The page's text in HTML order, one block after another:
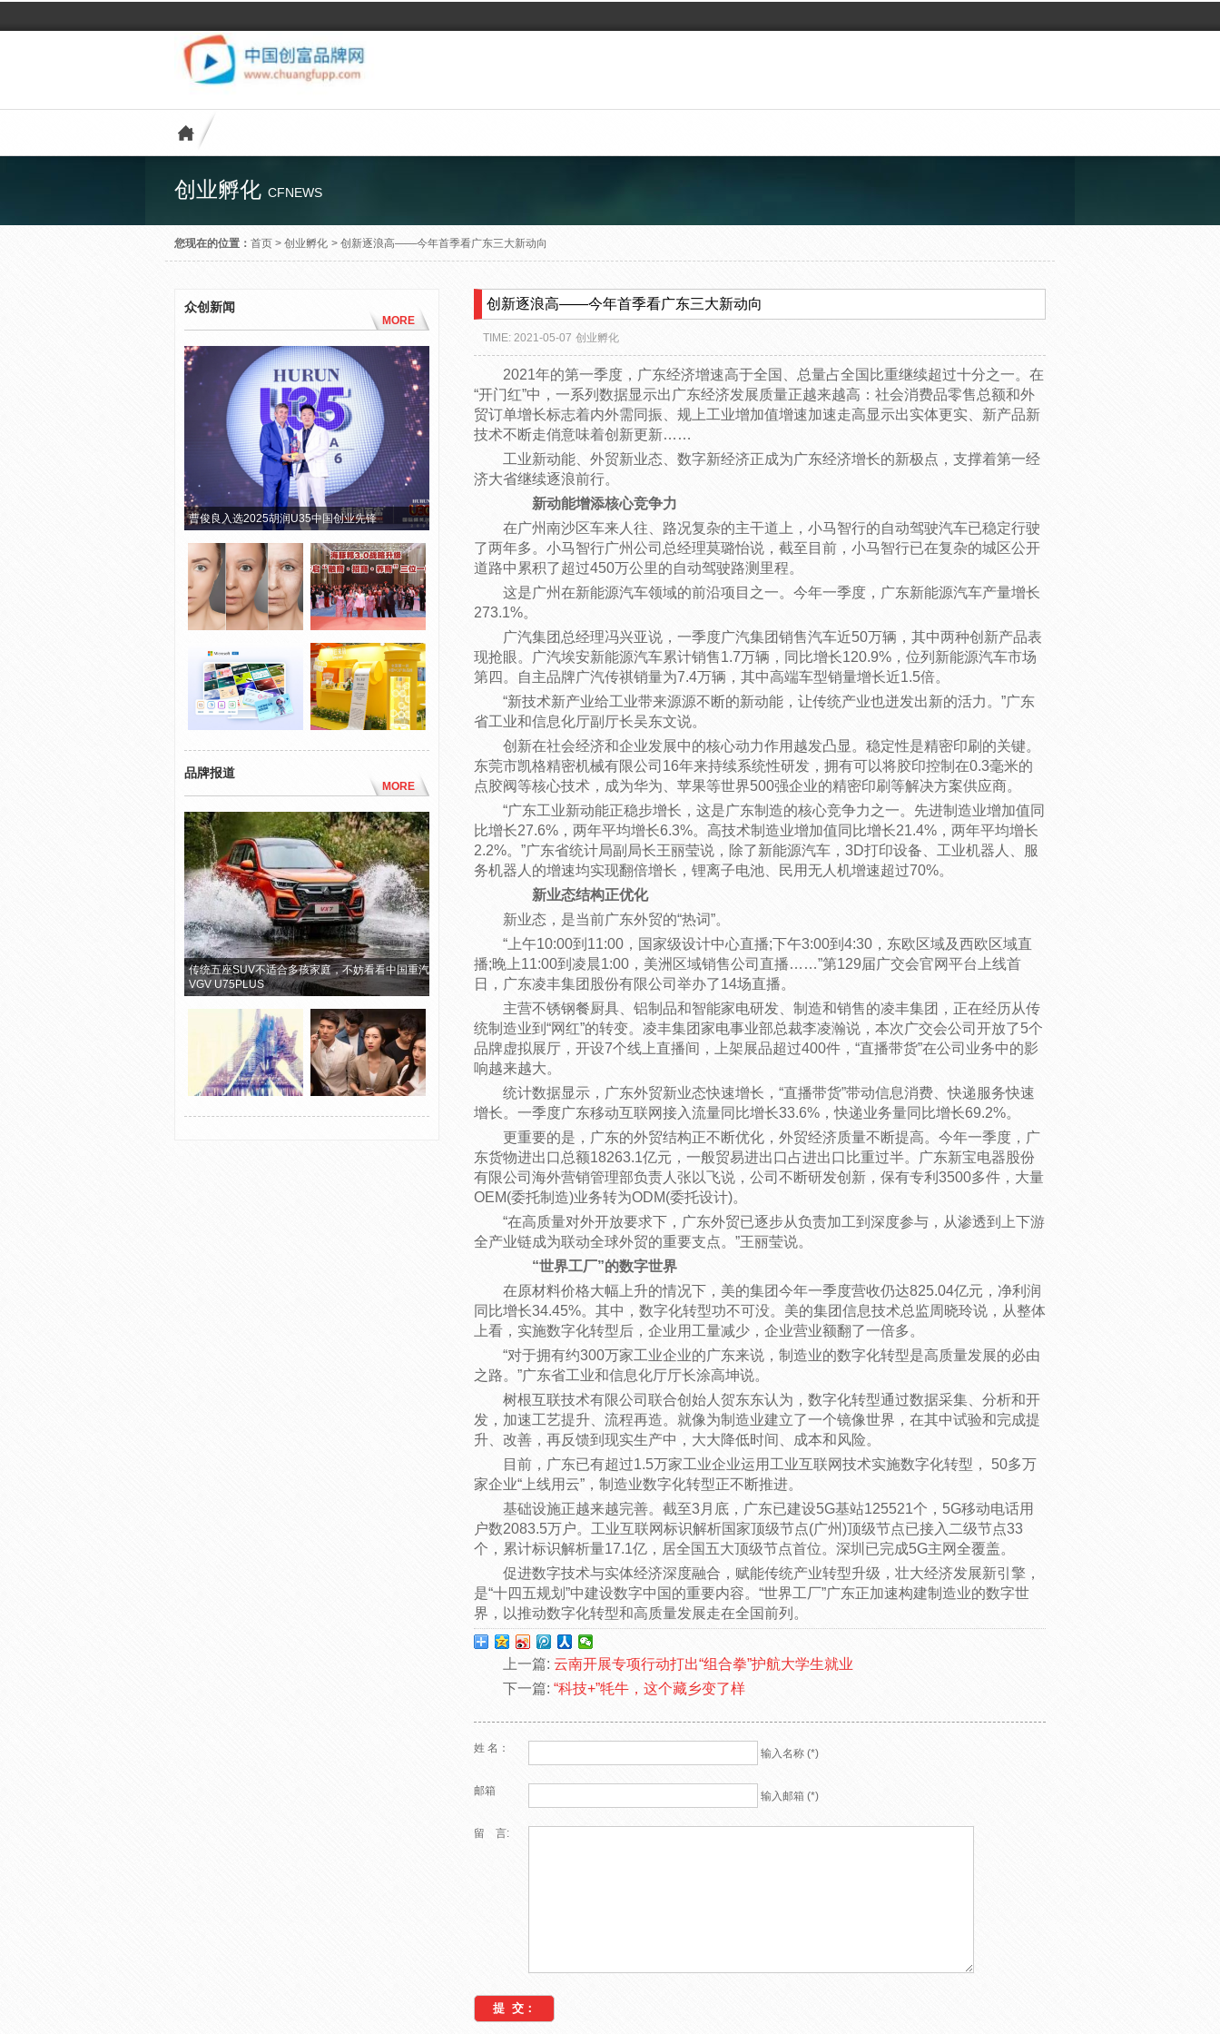
创业孵化 CFNEWS
您现在的位置： 首页 > 创业孵化 > 创新逐浪高——今年首季看广东三大新动向
众创新闻
MORE
曹俊良入选2025胡润U35中国创业先锋
品牌报道
MORE
传统五座SUV不适合多孩家庭，不妨看看中国重汽
VGV U75PLUS
创新逐浪高——今年首季看广东三大新动向
TIME: 2021-05-07 创业孵化
2021年的第一季度，广东经济增速高于全国、总量占全国比重继续超过十分之一。在
“开门红”中，一系列数据显示出广东经济发展质量正越来越高：社会消费品零售总额和外
贸订单增长标志着内外需同振、规上工业增加值增速加速走高显示出实体更实、新产品新
技术不断走俏意味着创新更新……
工业新动能、外贸新业态、数字新经济正成为广东经济增长的新极点，支撑着第一经
济大省继续逐浪前行。
新动能增添核心竞争力
在广州南沙区车来人往、路况复杂的主干道上，小马智行的自动驾驶汽车已稳定行驶
了两年多。小马智行广州公司总经理莫璐怡说，截至目前，小马智行已在复杂的城区公开
道路中累积了超过450万公里的自动驾驶路测里程。
这是广州在新能源汽车领域的前沿项目之一。今年一季度，广东新能源汽车产量增长
273.1%。
广汽集团总经理冯兴亚说，一季度广汽集团销售汽车近50万辆，其中两种创新产品表
现抢眼。广汽埃安新能源汽车累计销售1.7万辆，同比增长120.9%，位列新能源汽车市场
第四。自主品牌广汽传祺销量为7.4万辆，其中高端车型销量增长近1.5倍。
“新技术新产业给工业带来源源不断的新动能，让传统产业也迸发出新的活力。”广东
省工业和信息化厅副厅长吴东文说。
创新在社会经济和企业发展中的核心动力作用越发凸显。稳定性是精密印刷的关键。
东莞市凯格精密机械有限公司16年来持续系统性研发，拥有可以将胶印控制在0.3毫米的
点胶阀等核心技术，成为华为、苹果等世界500强企业的精密印刷等解决方案供应商。
“广东工业新动能正稳步增长，这是广东制造的核心竞争力之一。先进制造业增加值同
比增长27.6%，两年平均增长6.3%。高技术制造业增加值同比增长21.4%，两年平均增长
2.2%。”广东省统计局副局长王丽莹说，除了新能源汽车，3D打印设备、工业机器人、服
务机器人的增速均实现翻倍增长，锂离子电池、民用无人机增速超过70%。
新业态结构正优化
新业态，是当前广东外贸的“热词”。
“上午10:00到11:00，国家级设计中心直播;下午3:00到4:30，东欧区域及西欧区域直
播;晚上11:00到凌晨1:00，美洲区域销售公司直播……”第129届广交会官网平台上线首
日，广东凌丰集团股份有限公司举办了14场直播。
主营不锈钢餐厨具、铝制品和智能家电研发、制造和销售的凌丰集团，正在经历从传
统制造业到“网红”的转变。凌丰集团家电事业部总裁李凌瀚说，本次广交会公司开放了5个
品牌虚拟展厅，开设7个线上直播间，上架展品超过400件，“直播带货”在公司业务中的影
响越来越大。
统计数据显示，广东外贸新业态快速增长，“直播带货”带动信息消费、快递服务快速
增长。一季度广东移动互联网接入流量同比增长33.6%，快递业务量同比增长69.2%。
更重要的是，广东的外贸结构正不断优化，外贸经济质量不断提高。今年一季度，广
东货物进出口总额18263.1亿元，一般贸易进出口占进出口比重过半。广东新宝电器股份
有限公司海外营销管理部负责人张以飞说，公司不断研发创新，保有专利3500多件，大量
OEM(委托制造)业务转为ODM(委托设计)。
“在高质量对外开放要求下，广东外贸已逐步从负责加工到深度参与，从渗透到上下游
全产业链成为联动全球外贸的重要支点。”王丽莹说。
“世界工厂”的数字世界
在原材料价格大幅上升的情况下，美的集团今年一季度营收仍达825.04亿元，净利润
同比增长34.45%。其中，数字化转型功不可没。美的集团信息技术总监周晓玲说，从整体
上看，实施数字化转型后，企业用工量减少，企业营业额翻了一倍多。
“对于拥有约300万家工业企业的广东来说，制造业的数字化转型是高质量发展的必由
之路。”广东省工业和信息化厅厅长涂高坤说。
树根互联技术有限公司联合创始人贺东东认为，数字化转型通过数据采集、分析和开
发，加速工艺提升、流程再造。就像为制造业建立了一个镜像世界，在其中试验和完成提
升、改善，再反馈到现实生产中，大大降低时间、成本和风险。
目前，广东已有超过1.5万家工业企业运用工业互联网技术实施数字化转型， 50多万
家企业“上线用云”，制造业数字化转型正不断推进。
基础设施正越来越完善。截至3月底，广东已建设5G基站125521个，5G移动电话用
户数2083.5万户。工业互联网标识解析国家顶级节点(广州)顶级节点已接入二级节点33
个，累计标识解析量17.1亿，居全国五大顶级节点首位。深圳已完成5G主网全覆盖。
促进数字技术与实体经济深度融合，赋能传统产业转型升级，壮大经济发展新引擎，
是“十四五规划”中建设数字中国的重要内容。“世界工厂”广东正加速构建制造业的数字世
界，以推动数字化转型和高质量发展走在全国前列。
上一篇: 云南开展专项行动打出“组合拳”护航大学生就业
下一篇: “科技+”牦牛，这个藏乡变了样
姓 名： 输入名称 (*)
邮箱 输入邮箱 (*)
留 言: